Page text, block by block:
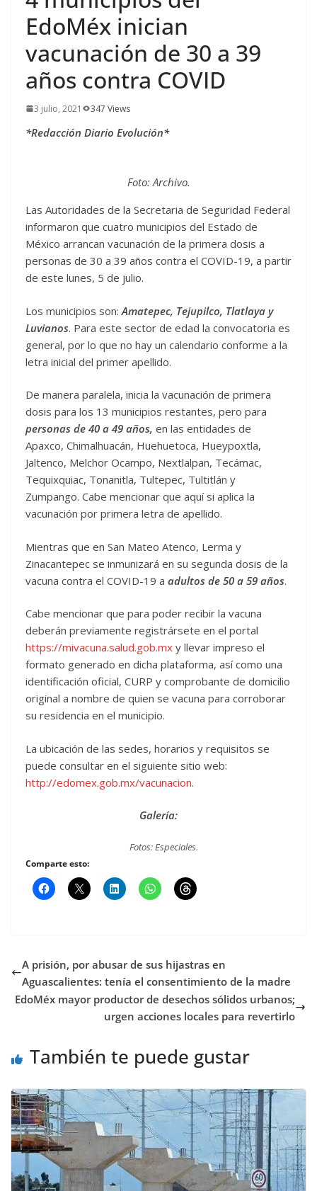
EdoMéx inician
vacunación de 30 a 39
años contra COVID
3 julio, 2021 347 Views
*Redacción Diario Evolución*
Foto: Archivo.
Las Autoridades de la Secretaria de Seguridad Federal
informaron que cuatro municipios del Estado de
México arrancan vacunación de la primera dosis a
personas de 30 a 39 años contra el COVID-19, a partir
de este lunes, 5 de julio.
Los municipios son: Amatepec, Tejupilco, Tlatlaya y
Luvianos. Para este sector de edad la convocatoria es
general, por lo que no hay un calendario conforme a la
letra inicial del primer apellido.
De manera paralela, inicia la vacunación de primera
dosis para los 13 municipios restantes, pero para
personas de 40 a 49 años, en las entidades de
Apaxco, Chimalhuacán, Huehuetoca, Hueypoxtla,
Jaltenco, Melchor Ocampo, Nextlalpan, Tecámac,
Tequixquiac, Tonanitla, Tultepec, Tultitlán y
Zumpango. Cabe mencionar que aquí si aplica la
vacunación por primera letra de apellido.
Mientras que en San Mateo Atenco, Lerma y
Zinacantepec se inmunizará en su segunda dosis de la
vacuna contra el COVID-19 a adultos de 50 a 59 años.
Cabe mencionar que para poder recibir la vacuna
deberán previamente registrársete en el portal
https://mivacuna.salud.gob.mx y llevar impreso el
formato generado en dicha plataforma, así como una
identificación oficial, CURP y comprobante de domicilio
original a nombre de quien se vacuna para corroborar
su residencia en el municipio.
La ubicación de las sedes, horarios y requisitos se
puede consultar en el siguiente sitio web:
http://edomex.gob.mx/vacunacion.
Galería:
Fotos: Especiales.
Comparte esto:
A prisión, por abusar de sus hijastras en
Aguascalientes: tenía el consentimiento de la madre
EdoMéx mayor productor de desechos sólidos urbanos;
urgen acciones locales para revertirlo
También te puede gustar